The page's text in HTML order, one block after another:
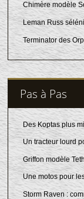
Chimère modèle
Leman Russ
Terminator des
Pas à Pas
Des Koptas plus
Un tracteur lourd
Griffon modèle
Une motos pour
Storm Raven :